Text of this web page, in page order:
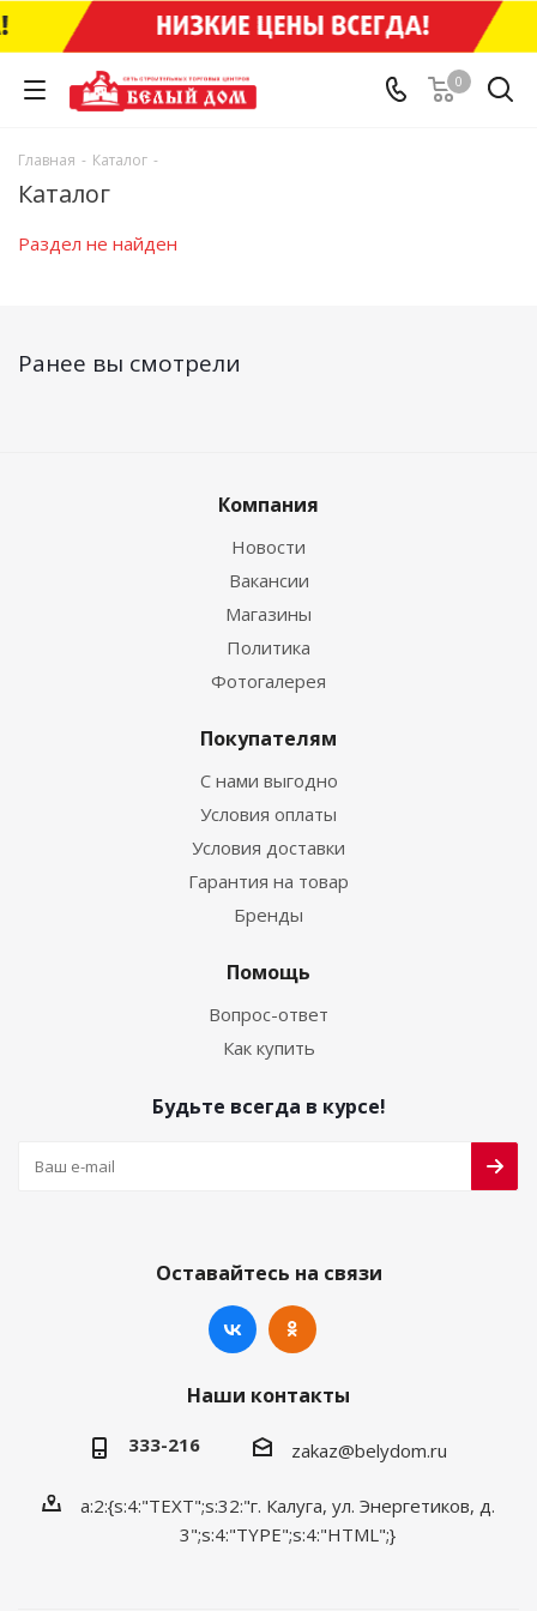
0
Главная - Каталог -
Каталог
Раздел не найден
Ранее вы смотрели
Компания
Новости
Вакансии
Магазины
Политика
Фотогалерея
Покупателям
С нами выгодно
Условия оплаты
Условия доставки
Гарантия на товар
Бренды
Помощь
Вопрос-ответ
Как купить
Будьте всегда в курсе!
Оставайтесь на связи
Наши контакты
333-216 zakaz@belydom.ru
a:2:{s:4:"TEXT";s:32:"г. Калуга, ул. Энергетиков, д.
3";s:4:"TYPE";s:4:"HTML";}